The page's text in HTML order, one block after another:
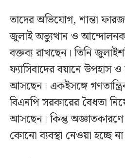
তাদের অভিযোগ, শান্তা
জুলাই অভ্যুত্থান ও
বক্তব্য রাখছেন। তিনি
ফ্যাসিবাদের বয়ানে উপহাস
আসছেন। একইসঙ্গে
বিএনপি সরকারের বৈধতা
আসছেন। কিন্তু
কোনো ব্যবস্থা নেওয়া হচ্ছে